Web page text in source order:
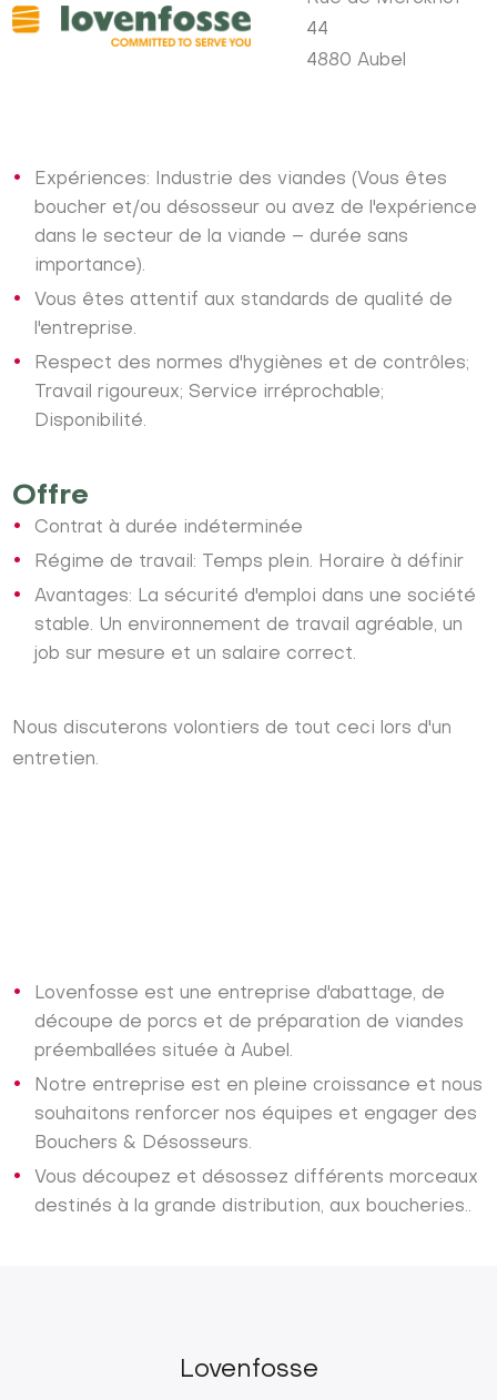
44
4880 Aubel
Expériences: Industrie des viandes (Vous êtes
boucher et/ou désosseur ou avez de l'expérience
dans le secteur de la viande – durée sans
importance).
Vous êtes attentif aux standards de qualité de
l'entreprise.
Respect des normes d'hygiènes et de contrôles;
Travail rigoureux; Service irréprochable;
Disponibilité.
Offre
Contrat à durée indéterminée
Régime de travail: Temps plein. Horaire à définir
Avantages: La sécurité d'emploi dans une société
stable. Un environnement de travail agréable, un
job sur mesure et un salaire correct.
Nous discuterons volontiers de tout ceci lors d'un
entretien.
Lovenfosse est une entreprise d'abattage, de
découpe de porcs et de préparation de viandes
préemballées située à Aubel.
Notre entreprise est en pleine croissance et nous
souhaitons renforcer nos équipes et engager des
Bouchers & Désosseurs.
Vous découpez et désossez différents morceaux
destinés à la grande distribution, aux boucheries..
Lovenfosse